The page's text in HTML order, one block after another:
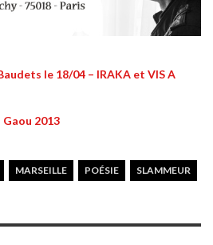
le 18/04 – IRAKA et VIS A
2013
MARSEILLE POÉSIE SLAMMEUR